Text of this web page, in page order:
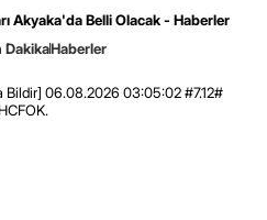
Akyaka'da Belli Olacak - Haberler
DakikaHaberler
Bildir] 06.08.2026 03:05:02 #7.12#